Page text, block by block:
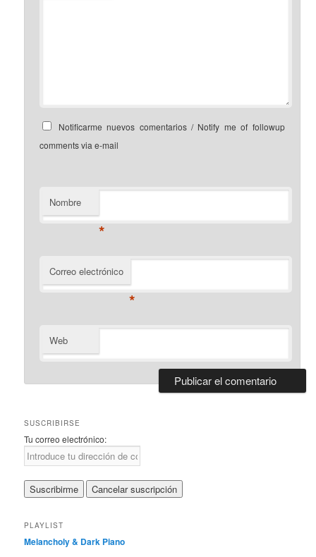
Notificarme nuevos comentarios / Notify me of followup
comments via e-mail
Nombre
*
Correo electrónico
*
Web
SUSCRIBIRSE
Tu correo electrónico:
PLAYLIST
Melancholy & Dark Piano